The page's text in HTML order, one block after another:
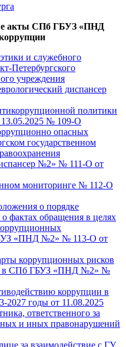
акты СПб ГБУЗ «ПНД
и служебного
Петербургского
учреждения
диспансер
политики
№ 109-О
опасных
государственном
№2» № 111-О от
мониторинге № 112-О
о порядке
фактах обращения в целях
«ПНД №2» № 113-О от
коррупционных рисков
в СПб ГБУЗ «ПНД №2» №
коррупции в
годы от 11.08.2025
ответственного за
и иных правонарушений
за взаимодействие с ГУ